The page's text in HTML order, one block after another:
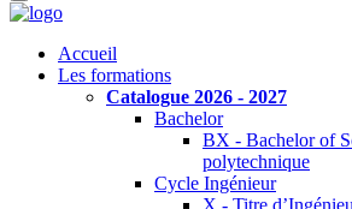
Accueil
Les formations
Catalogue 2026 - 2027
Bachelor
BX - Bachelor of
polytechnique
Cycle Ingénieur
X - Titre